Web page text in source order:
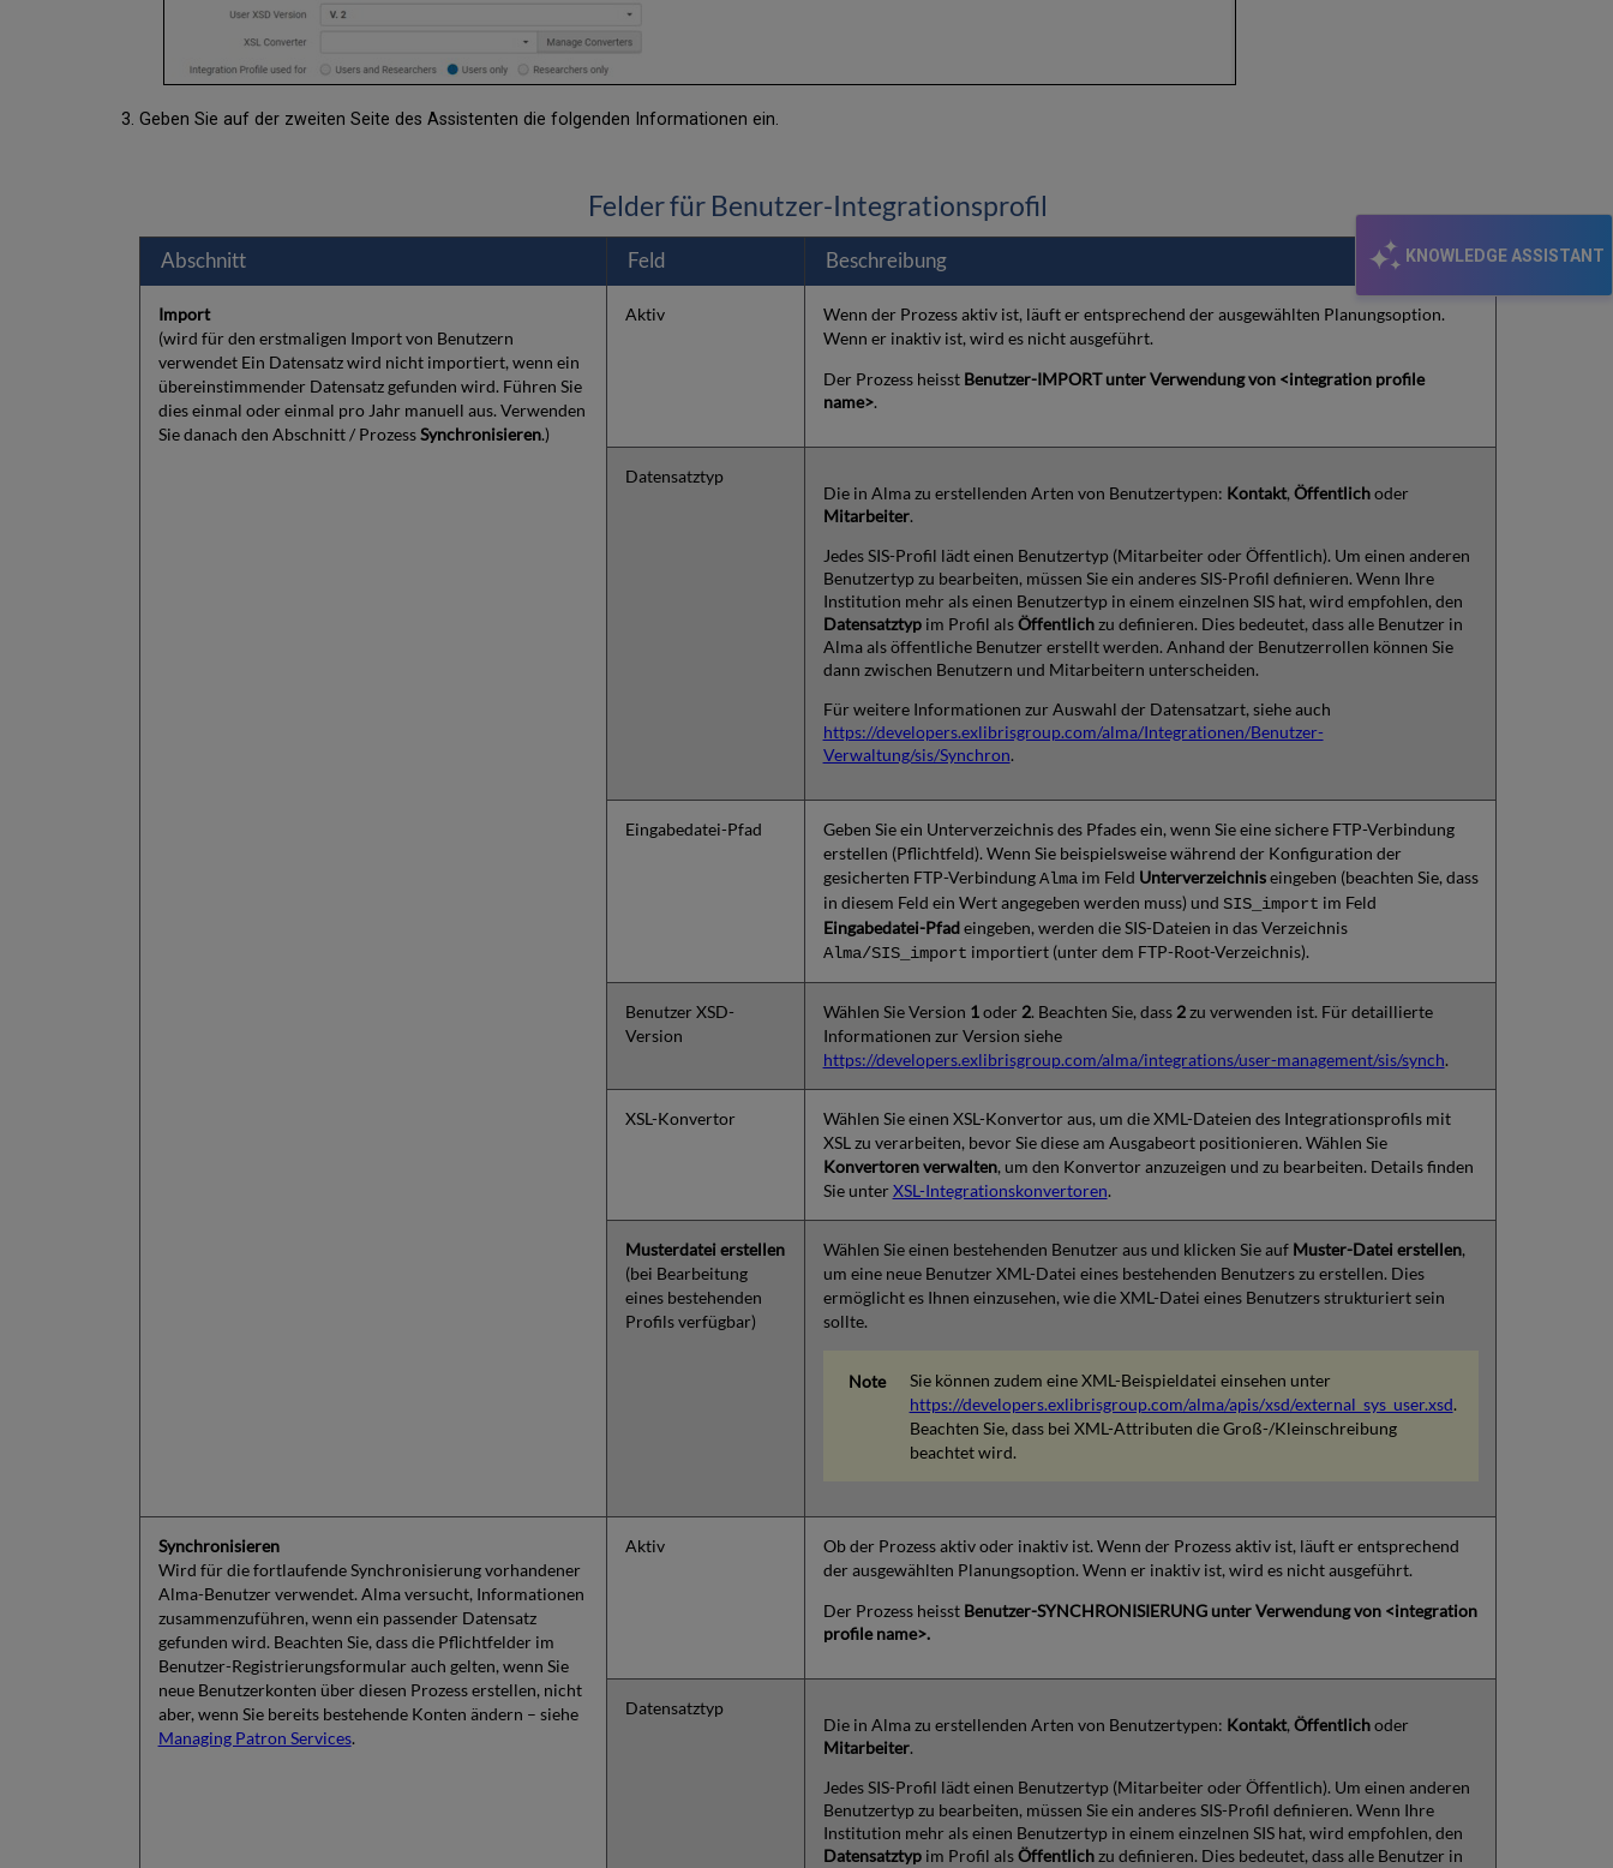
KNOWLEDGE ASSISTANT
Geben Sie auf der zweiten Seite des Assistenten die folgenden Informationen ein.
Felder für Benutzer-Integrationsprofil
Abschnitt Feld Beschreibung
Import
(wird für den erstmaligen Import von Benutzern
verwendet Ein Datensatz wird nicht importiert, wenn ein
übereinstimmender Datensatz gefunden wird. Führen Sie
dies einmal oder einmal pro Jahr manuell aus. Verwenden
Sie danach den Abschnitt / ProzessSynchronisieren.)
Aktiv
Wenn der Prozess aktiv ist, läuft er entsprechend der ausgewählten Planungsoption.
Wenn er inaktiv ist, wird es nicht ausgeführt.
Der Prozess heisst Benutzer-IMPORT unter Verwendung von <integration profile
name>.
Datensatztyp
Die in Alma zu erstellenden Arten von Benutzertypen: Kontakt, Öffentlichoder
Mitarbeiter.
Jedes SIS-Profil lädt einen Benutzertyp (Mitarbeiter oder Öffentlich). Um einen anderen
Benutzertyp zu bearbeiten, müssen Sie ein anderes SIS-Profil definieren. Wenn Ihre
Institution mehr als einen Benutzertyp in einem einzelnen SIS hat, wird empfohlen, den
Datensatztypim Profil alsÖffentlichzu definieren. Dies bedeutet, dass alle Benutzer in
Alma als öffentliche Benutzer erstellt werden. Anhand der Benutzerrollen können Sie
dann zwischen Benutzern und Mitarbeitern unterscheiden.
Für weitere Informationen zur Auswahl der Datensatzart, siehe auch
https://developers.exlibrisgroup.com/alma/Integrationen/Benutzer-
Verwaltung/sis/Synchron.
Eingabedatei-Pfad
Geben Sie ein Unterverzeichnis des Pfades ein, wenn Sie eine sichere FTP-Verbindung
erstellen (Pflichtfeld). Wenn Sie beispielsweise während der Konfiguration der
gesicherten FTP-VerbindungAlma im Feld Unterverzeichniseingeben (beachten Sie, dass
in diesem Feld ein Wert angegeben werden muss) und SIS_import im Feld
Eingabedatei-Pfadeingeben, werden die SIS-Dateien in das Verzeichnis
Alma/SIS_import importiert (unter dem FTP-Root-Verzeichnis).
Benutzer XSD-
Version
Wählen Sie Version 1oder 2. Beachten Sie, dass 2zu verwenden ist. Für detaillierte
Informationen zur Version siehe
https://developers.exlibrisgroup.com/alma/integrations/user-management/sis/synch.
XSL-Konvertor
Wählen Sie einen XSL-Konvertor aus, um die XML-Dateien des Integrationsprofils mit
XSL zu verarbeiten, bevor Sie diese am Ausgabeort positionieren. Wählen Sie
Konvertoren verwalten, um den Konvertor anzuzeigen und zu bearbeiten. Details finden
Sie unterXSL-Integrationskonvertoren.
Musterdatei erstellen
(bei Bearbeitung
eines bestehenden
Profils verfügbar)
Wählen Sie einen bestehenden Benutzer aus und klicken Sie auf Muster-Datei erstellen,
um eine neue Benutzer XML-Datei eines bestehenden Benutzers zu erstellen. Dies
ermöglicht es Ihnen einzusehen, wie die XML-Datei eines Benutzers strukturiert sein
sollte.
Sie können zudem eine XML-Beispieldatei einsehen unter
https://developers.exlibrisgroup.com/alma/apis/xsd/external_sys_user.xsd.
Beachten Sie, dass bei XML-Attributen die Groß-/Kleinschreibung
beachtet wird.
Synchronisieren
Wird für die fortlaufende Synchronisierung vorhandener
Alma-Benutzer verwendet. Alma versucht, Informationen
zusammenzuführen, wenn ein passender Datensatz
gefunden wird. Beachten Sie, dass die Pflichtfelder im
Benutzer-Registrierungsformular auch gelten, wenn Sie
neue Benutzerkonten über diesen Prozess erstellen, nicht
aber, wenn Sie bereits bestehende Konten ändern – siehe
Managing Patron Services.
Aktiv
Ob der Prozess aktiv oder inaktiv ist. Wenn der Prozess aktiv ist, läuft er entsprechend
der ausgewählten Planungsoption. Wenn er inaktiv ist, wird es nicht ausgeführt.
Der Prozess heisst Benutzer-SYNCHRONISIERUNG unter Verwendung von <integration
profile name>.
Datensatztyp
Die in Alma zu erstellenden Arten von Benutzertypen: Kontakt, Öffentlichoder
Mitarbeiter.
Jedes SIS-Profil lädt einen Benutzertyp (Mitarbeiter oder Öffentlich). Um einen anderen
Benutzertyp zu bearbeiten, müssen Sie ein anderes SIS-Profil definieren. Wenn Ihre
Institution mehr als einen Benutzertyp in einem einzelnen SIS hat, wird empfohlen, den
Datensatztypim Profil alsÖffentlichzu definieren. Dies bedeutet, dass alle Benutzer in